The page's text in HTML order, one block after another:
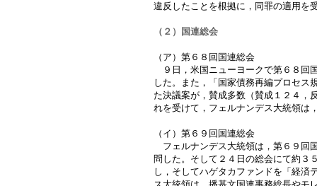
違反したことを根拠に，同罪の適用を
（２）国連総会
（ア）第６８回国連総会
９日，米国ニューヨークで第６８回
した。また，「国家債務再編プロセス
た決議案が，賛成多数（賛成１２４，
れを受けて，フェルナンデス大統領は
（イ）第６９回国連総会
フェルナンデス大統領は，第６９回
問した。そして２４日の総会にて約３
し，そしてハゲタカファンドを「経済